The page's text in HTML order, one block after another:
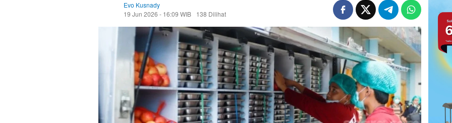
Evo Kusnady
19 Jun 2026 - 16:09 WIB
138 Dilihat